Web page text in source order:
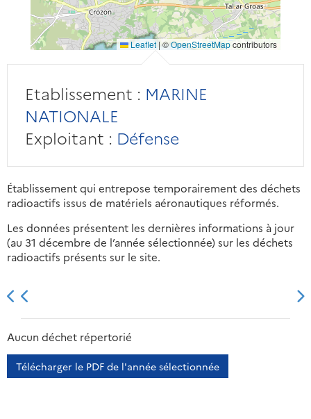
Leaflet | ©OpenStreetMapcontributors
Etablissement : MARINE
NATIONALE
Exploitant : Défense
Établissement qui entrepose temporairement des déchets
radioactifs issus de matériels aéronautiques réformés.
Les données présentent les dernières informations à jour
(au 31 décembre de l’année sélectionnée) sur les déchets
radioactifs présents sur le site.
2013 2014
Aucun déchet répertorié
Télécharger le PDF de l'année sélectionnée